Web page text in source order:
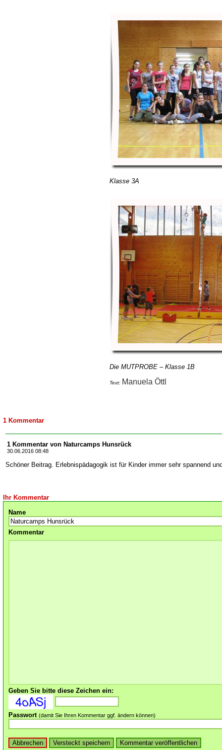
Klasse 3A
Die MUTPROBE – Klasse 1B
Text: Manuela Öttl
1 Kommentar
1 Kommentar von Naturcamps Hunsrück
30.06.2016 08:48
Schöner Beitrag. Erlebnispädagogik ist für Kinder immer sehr spannend
Ihr Kommentar
Name
Kommentar
Geben Sie bitte diese Zeichen ein:
Passwort (damit Sie Ihren Kommentar ggf. ändern können)